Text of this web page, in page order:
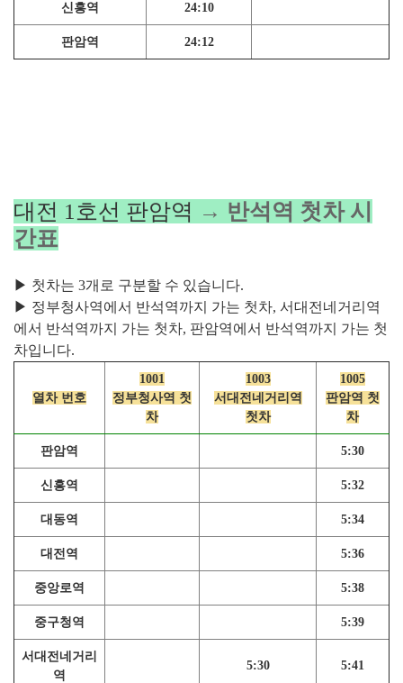
신흥역 24:10
판암역 24:12
대전 1호선 판암역 → 반석역 첫차 시
간표
▶ 첫차는 3개로 구분할 수 있습니다.
▶ 정부청사역에서 반석역까지 가는 첫차, 서대전네거리역
에서 반석역까지 가는 첫차, 판암역에서 반석역까지 가는 첫
차입니다.
열차 번호
1001
정부청사역 첫
차
1003
서대전네거리역
첫차
1005
판암역 첫
차
판암역 5:30
신흥역 5:32
대동역 5:34
대전역 5:36
중앙로역 5:38
중구청역 5:39
서대전네거리
역
5:30 5:41